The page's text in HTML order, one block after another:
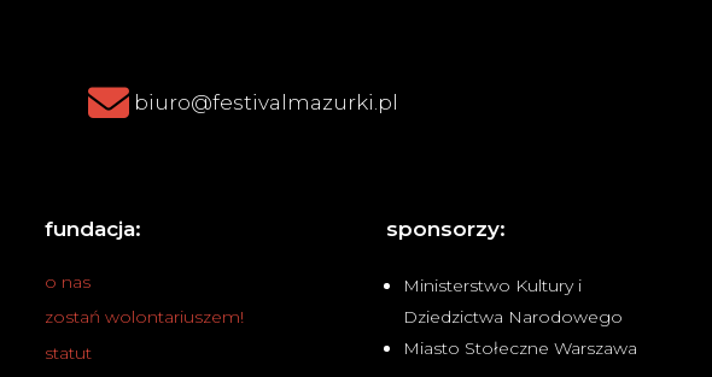
biuro@festivalmazurki.pl
fundacja:
o nas
zostań wolontariuszem!
statut
sponsorzy:
Ministerstwo Kultury i
Dziedzictwa Narodowego
Miasto Stołeczne Warszawa